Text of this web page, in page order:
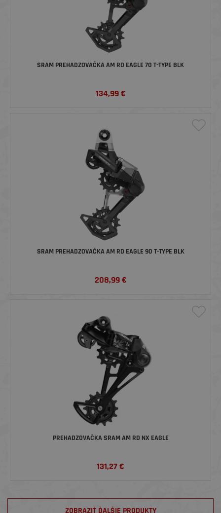
SRAM PREHADZOVAČKA AM RD EAGLE 70 T-TYPE BLK
134,99€
SRAM PREHADZOVAČKA AM RD EAGLE 90 T-TYPE BLK
208,99€
PREHADZOVAČKA SRAM AM RD NX EAGLE
131,27€
ZOBRAZIŤ ĎALŠIE PRODUKTY